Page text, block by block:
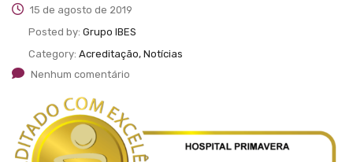
15 de agosto de 2019
Posted by: Grupo IBES
Category: Acreditação, Notícias
Nenhum comentário